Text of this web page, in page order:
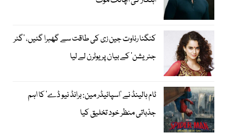
کنگنا رناوت جین زی کی طاقت سے گھبرا گئیں، ’گٹر
جنریشن‘ کے بیان پر یوٹرن لے لیا
ٹام ہالینڈ نے ’اسپائیڈر مین: برانڈ نیو ڈے‘ کا اہم
جذباتی منظر خود تخلیق کیا